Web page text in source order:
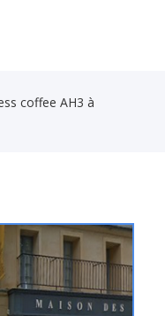
coffee AH3 à